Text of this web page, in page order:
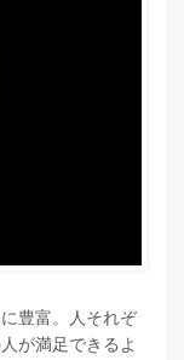
豊富。人それぞ
が満足できるよ